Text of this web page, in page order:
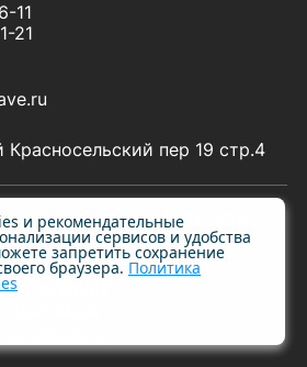
11
21
Красносельский пер 19 стр.4
S» | ИНН 7708409731 ОГРН
и рекомендательные
сервисов и удобства
запретить сохранение
браузера. Политика